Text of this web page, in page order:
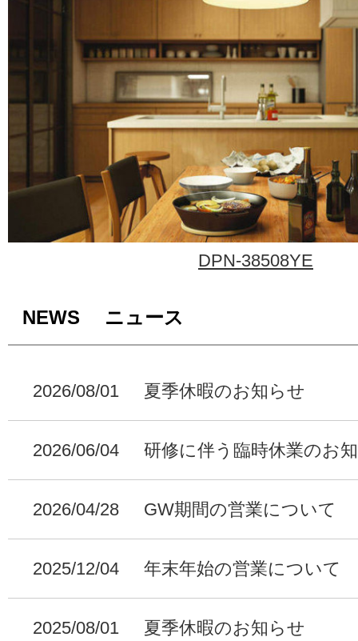
DPN-38508YE
NEWS ニュース
2026/08/01 夏季休暇のお知らせ
2026/06/04 研修に伴う臨時休業のお
2026/04/28 GW期間の営業について
2025/12/04 年末年始の営業について
2025/08/01 夏季休暇のお知らせ